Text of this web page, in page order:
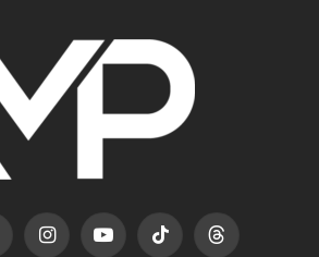
InstagramYouTubeTikTok Threads